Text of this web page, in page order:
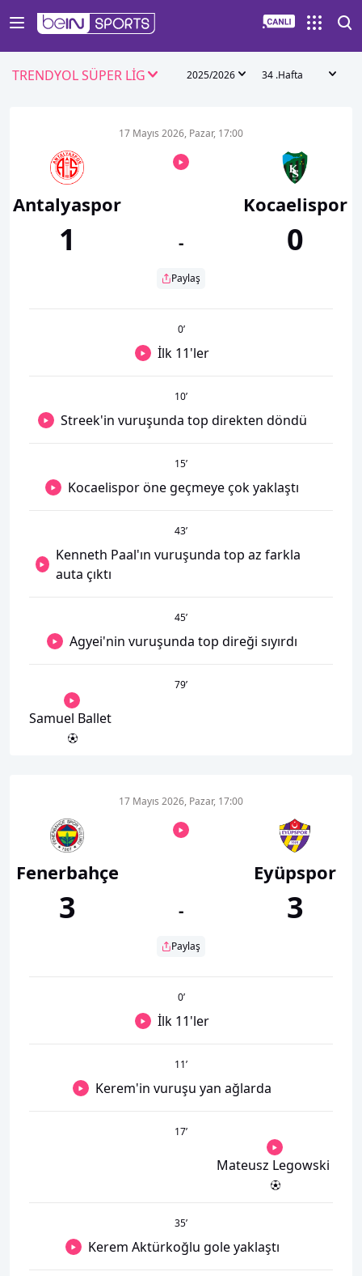
TRENDYOL SÜPER LİG 2025/2026 34 .Hafta
Antalyaspor
1
17 Mayıs 2026, Pazar, 17:00
-
Paylaş
Kocaelispor
0
0’
İlk 11'ler
10’
Streek'in vuruşunda top direkten döndü
15’
Kocaelispor öne geçmeye çok yaklaştı
43’
Kenneth Paal'ın vuruşunda top az farkla
auta çıktı
45’
Agyei'nin vuruşunda top direği sıyırdı
79’
Samuel Ballet
Fenerbahçe
3
17 Mayıs 2026, Pazar, 17:00
-
Paylaş
Eyüpspor
3
0’
İlk 11'ler
11’
Kerem'in vuruşu yan ağlarda
17’
Mateusz Legowski
35’
Kerem Aktürkoğlu gole yaklaştı